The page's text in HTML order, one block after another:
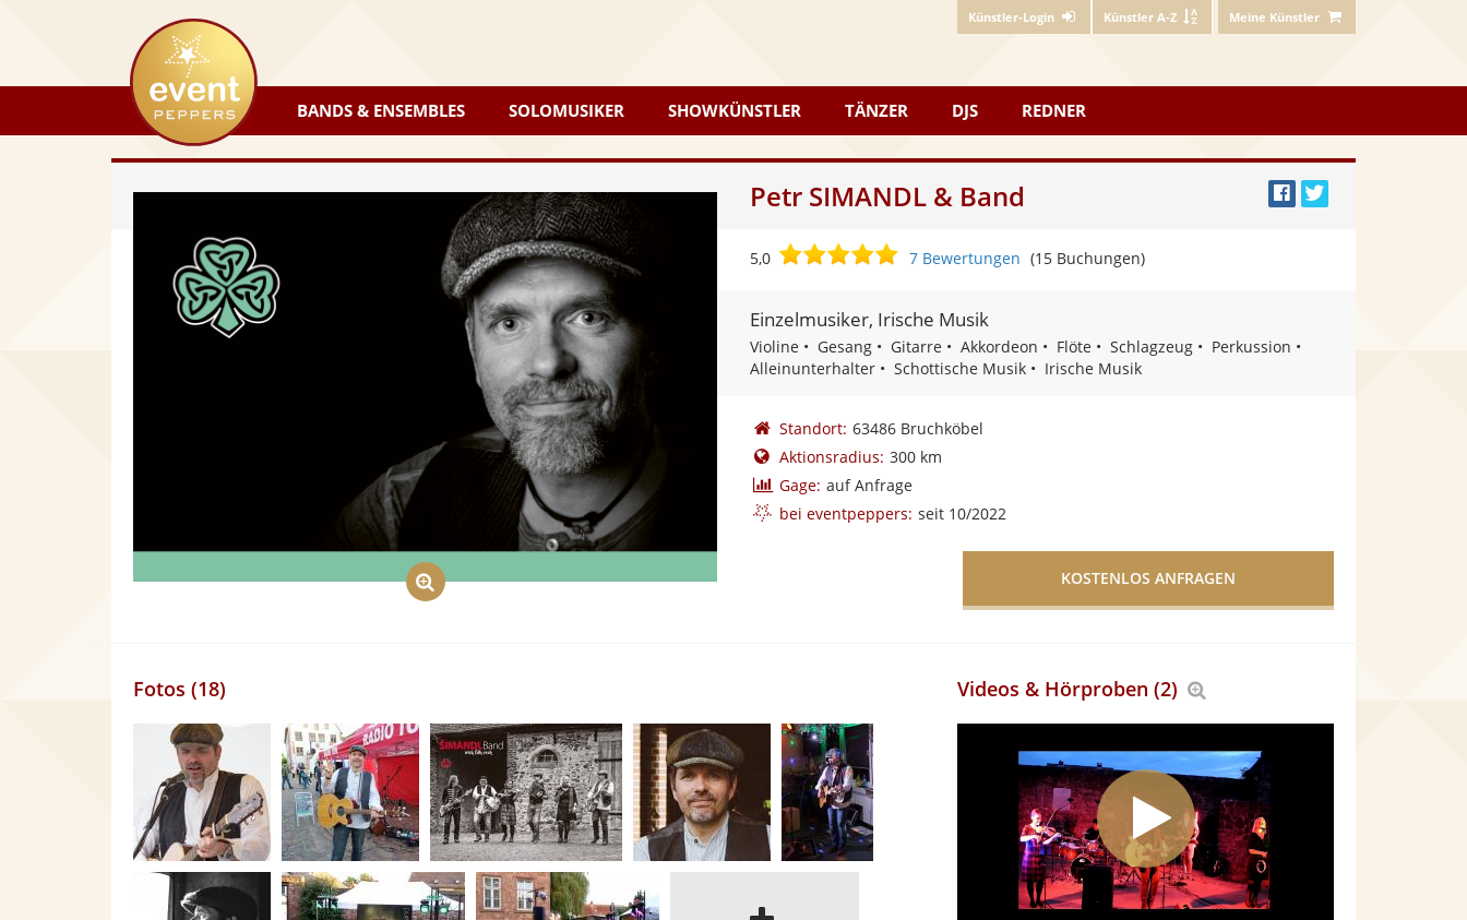
Künstler-Login Künstler A-Z Meine Künstler
eventpeppers
BANDS & ENSEMBLES SOLOMUSIKER SHOWKÜNSTLER TÄNZER DJS REDNER
Petr SIMANDL & Band
5,0
5,0
Sternen
7 Bewertungen (15 Buchungen)
Einzelmusiker, Irische Musik
Violine Gesang Gitarre Akkordeon Flöte Schlagzeug
Perkussion
Alleinunterhalter
Schottische Musik Irische Musik
Standort: 63486 Bruchköbel
Aktionsradius: 300 km
Gage: auf Anfrage
bei eventpeppers: seit 10/2022
Fotos (18) Videos & Hörproben (2)